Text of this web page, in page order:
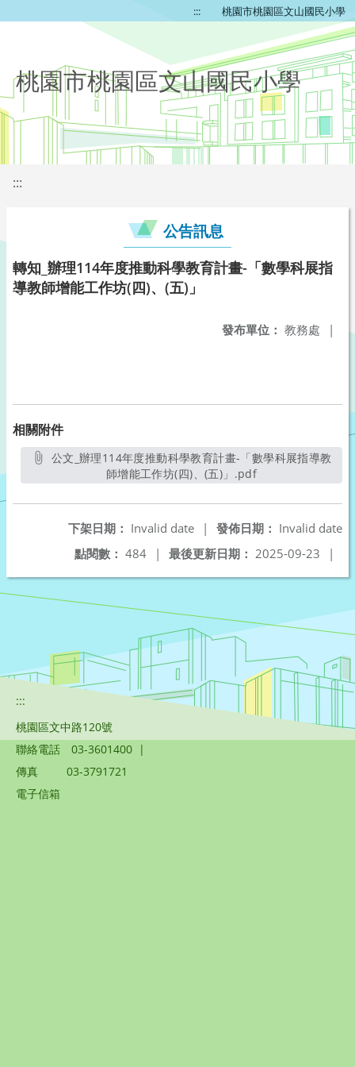
::: 桃園市桃園區文山國民小學
桃園市桃園區文山國民小學
:::
公告訊息
轉知_辦理114年度推動科學教育計畫-「數學科展指
導教師增能工作坊(四)、(五)」
發布單位： 教務處 |
相關附件
師增能工作坊(四)、(五)」.pdf另開新視窗
發佈日期： Invalid date
下架日期： Invalid date
|
最後更新日期： 2025-09-23 |
點閱數： 484 |
:::
桃園區文中路120號
聯絡電話
03-3601400 |
傳真
03-3791721
電子信箱